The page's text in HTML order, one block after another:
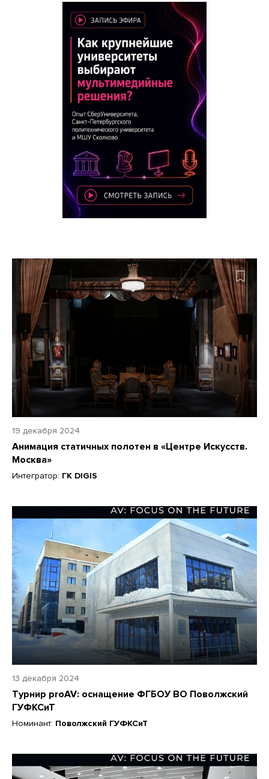
19 декабря 2024
Анимация статичных полотен в «Центре Искусств.
Москва»
Интегратор: ГК DIGIS
13 декабря 2024
Турнир proAV: оснащение ФГБОУ ВО Поволжский
ГУФКСиТ
Номинант: Поволжский ГУФКСиТ